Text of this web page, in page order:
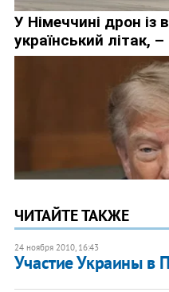
ЧИТАЙТЕ ТАКЖЕ
24 ноября 2010, 16:43
Участие Украины в